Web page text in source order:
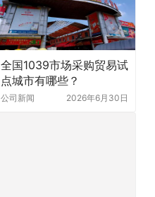
全国1039市场采购贸易试
点城市有哪些？
公司新闻 2026年6月30日